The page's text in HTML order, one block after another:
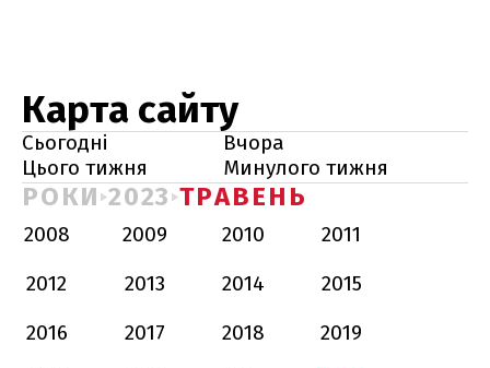
Карта сайту
Сьогодні
Вчора
Цього тижня
Минулого тижня
РОКИ 2023 ТРАВЕНЬ
2008 2009 2010
2011
2012
2013 2014
2015
2016
2017 2018
2019